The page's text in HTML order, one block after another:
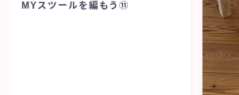
MYスツールを編もう⑪